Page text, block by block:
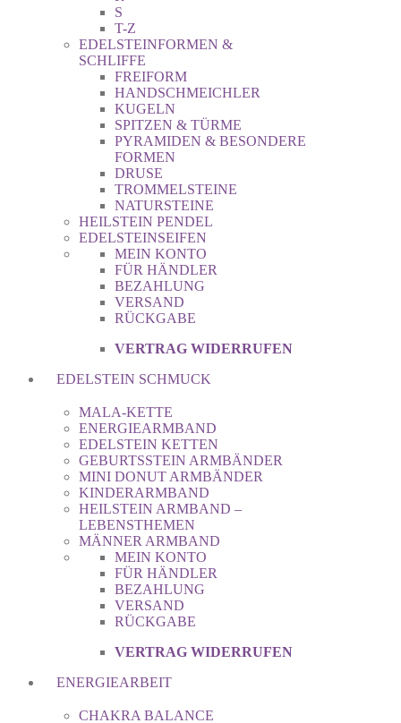
S
T-Z
EDELSTEINFORMEN &
SCHLIFFE
FREIFORM
HANDSCHMEICHLER
KUGELN
SPITZEN & TÜRME
PYRAMIDEN & BESONDERE
FORMEN
DRUSE
TROMMELSTEINE
NATURSTEINE
HEILSTEIN PENDEL
EDELSTEINSEIFEN
MEIN KONTO
FÜR HÄNDLER
BEZAHLUNG
VERSAND
RÜCKGABE
VERTRAG WIDERRUFEN
EDELSTEIN SCHMUCK
MALA-KETTE
ENERGIEARMBAND
EDELSTEIN KETTEN
GEBURTSSTEIN ARMBÄNDER
MINI DONUT ARMBÄNDER
KINDERARMBAND
HEILSTEIN ARMBAND –
LEBENSTHEMEN
MÄNNER ARMBAND
MEIN KONTO
FÜR HÄNDLER
BEZAHLUNG
VERSAND
RÜCKGABE
VERTRAG WIDERRUFEN
ENERGIEARBEIT
CHAKRA BALANCE